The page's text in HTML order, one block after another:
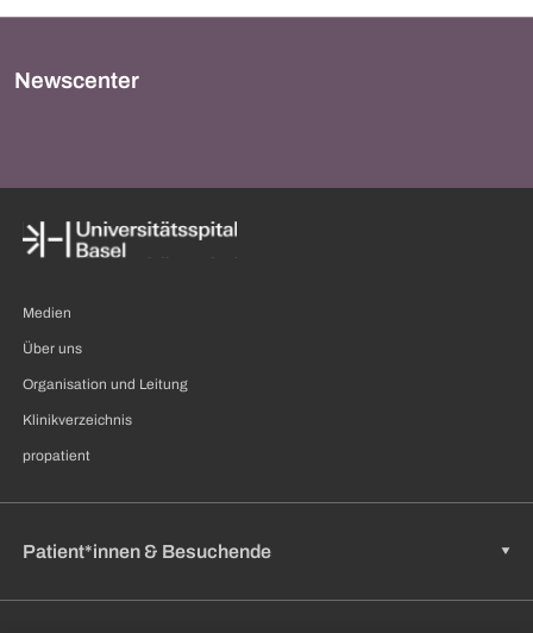
Newscenter
Medien
Über uns
Organisation und Leitung
Klinikverzeichnis
propatient
Patient*innen & Besuchende